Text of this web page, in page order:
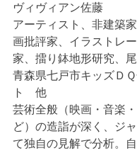
ヴィヴィアン佐藤
アーティスト、非建築
画批評家、イラストレ
家、擂り鉢地形研究、尾
青森県七戸市キッズＤ
ト　他
芸術全般（映画・音楽
ど）の造詣が深く、ジ
て独自の見解で分析。